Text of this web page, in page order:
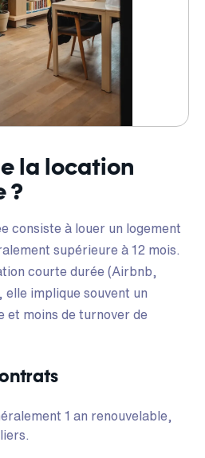
la location
?
consiste à louer un logement
supérieure à 12 mois.
courte durée (Airbnb,
elle implique souvent un
et moins de turnover de
1 an renouvelable,